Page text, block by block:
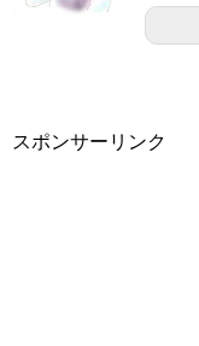
スポンサーリンク